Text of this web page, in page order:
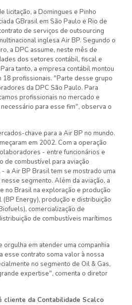
licitação, a Domingues e Pinho
GBrasil em São Paulo e Rio de
de serviços de outsourcing
inglesa Air BP. Segundo o
a DPC assume, neste mês de
dos setores contábil, fiscal e
tanto, a empresa contábil montou
18 profissionais. "Parte desse grupo
da DPC São Paulo. Para
profissionais no mercado e
para esse fim", observa o
chave para a Air BP no mundo.
em 2002. Com a operação
- entre funcionários e
de combustível para aviação
a Air BP Brasil tem se mostrado uma
segmento. Além da aviação, a
no Brasil na exploração e produção
Energy), produção e distribuição
comercialização de
de combustíveis marítimos
orgulha em atender uma companhia
esse contrato soma valor à nossa
no segmento de Oil & Gas,
expertise", comenta o diretor
cliente da Contabilidade Scalco